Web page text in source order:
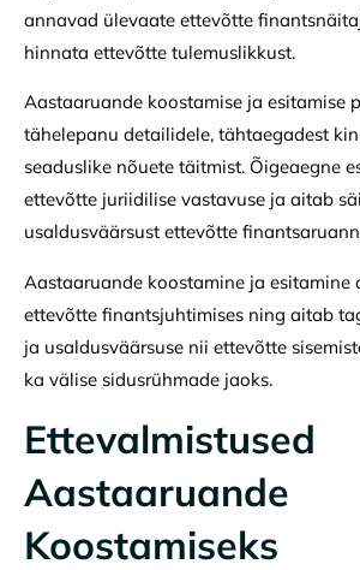
annavad ülevaate ettevõtte
hinnata ettevõtte tulemuslikkust.
Aastaaruande koostamise ja esitamise
tähelepanu detailidele, tähtaegadest
seaduslike nõuete täitmist. Õigeaegne
ettevõtte juriidilise vastavuse ja aitab
usaldusväärsust ettevõtte
Aastaaruande koostamine ja esitamine
ettevõtte finantsjuhtimises ning aitab
ja usaldusväärsuse nii ettevõtte
ka välise sidusrühmade jaoks.
Ettevalmistused
Aastaaruande
Koostamiseks